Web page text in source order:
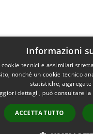
Informazioni
tecnici e assimilati
nonché un cookie tecnico
statistiche,
dettagli, può consultare
ACCETTA TUTTO